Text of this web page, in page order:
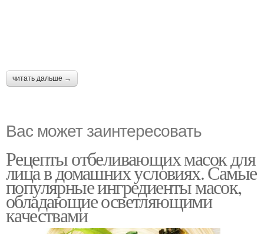
читать дальше →
Вас может заинтересовать
Рецепты отбеливающих масок для
лица в домашних условиях. Самые
популярные ингредиенты масок,
обладающие осветляющими
качествами